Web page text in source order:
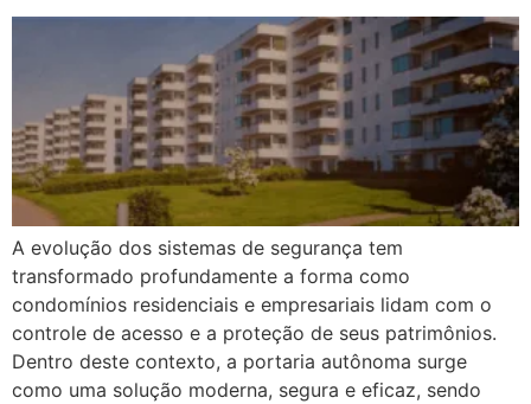
A evolução dos sistemas de segurança tem
transformado profundamente a forma como
condomínios residenciais e empresariais lidam com o
controle de acesso e a proteção de seus patrimônios.
Dentro deste contexto, a portaria autônoma surge
como uma solução moderna, segura e eficaz, sendo